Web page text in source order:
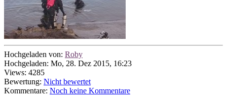
Hochgeladen von: Roby
Hochgeladen: Mo, 28. Dez 2015, 16:23
Views: 4285
Bewertung: Nicht bewertet
Kommentare: Noch keine Kommentare